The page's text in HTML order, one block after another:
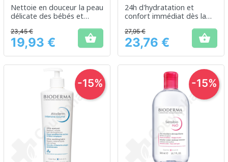
Nettoie en douceur la peau
délicate des bébés et
Prix
23,45 €
19,93 € 
24h d'hydratation et
confort immédiat dès la
Prix
27,95 €
23,76 € 
-15% -15%